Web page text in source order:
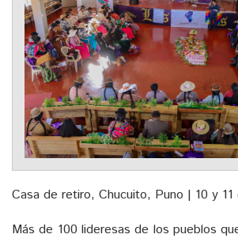
Casa de retiro, Chucuito, Puno | 10 y
Más de 100 lideresas de los pueblos